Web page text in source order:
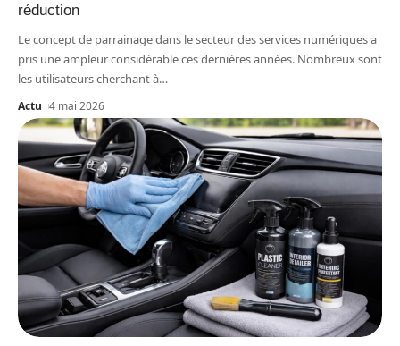
réduction
Le concept de parrainage dans le secteur des services numériques a
pris une ampleur considérable ces dernières années. Nombreux sont
les utilisateurs cherchant à…
Actu 4 mai 2026